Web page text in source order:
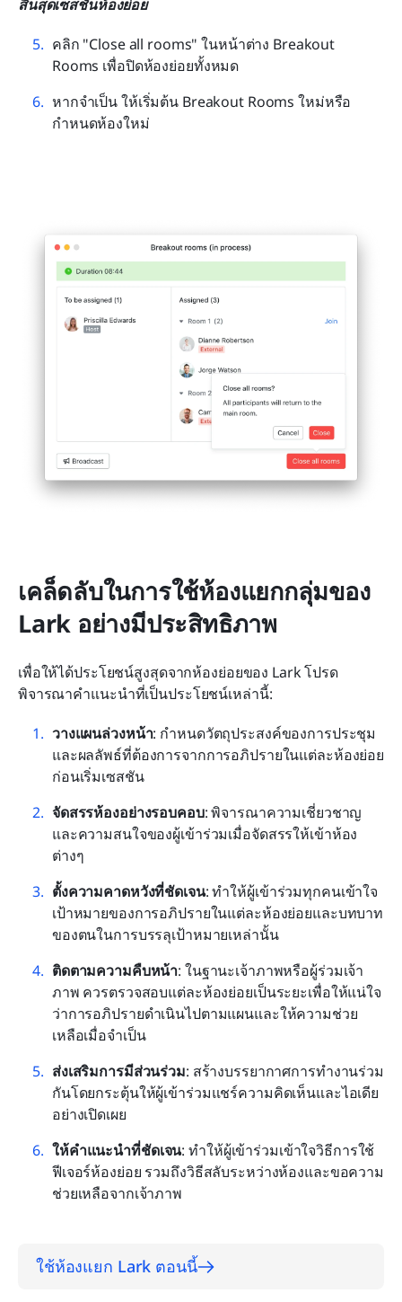
สิ้นสุดเซสชันห้องย่อย
คลิก "Close all rooms" ในหน้าต่าง Breakout
Rooms เพื่อปิดห้องย่อยทั้งหมด
หากจำเป็น ให้เริ่มต้น Breakout Rooms ใหม่หรือ
กำหนดห้องใหม่
เคล็ดลับในการใช้ห้องแยกกลุ่มของ
Lark อย่างมีประสิทธิภาพ
เพื่อให้ได้ประโยชน์สูงสุดจากห้องย่อยของ Lark โปรด
พิจารณาคำแนะนำที่เป็นประโยชน์เหล่านี้:
วางแผนล่วงหน้า: กำหนดวัตถุประสงค์ของการประชุม
และผลลัพธ์ที่ต้องการจากการอภิปรายในแต่ละห้องย่อย
ก่อนเริ่มเซสชัน
จัดสรรห้องอย่างรอบคอบ: พิจารณาความเชี่ยวชาญ
และความสนใจของผู้เข้าร่วมเมื่อจัดสรรให้เข้าห้อง
ต่างๆ
ตั้งความคาดหวังที่ชัดเจน: ทำให้ผู้เข้าร่วมทุกคนเข้าใจ
เป้าหมายของการอภิปรายในแต่ละห้องย่อยและบทบาท
ของตนในการบรรลุเป้าหมายเหล่านั้น
ติดตามความคืบหน้า: ในฐานะเจ้าภาพหรือผู้ร่วมเจ้า
ภาพ ควรตรวจสอบแต่ละห้องย่อยเป็นระยะเพื่อให้แน่ใจ
ว่าการอภิปรายดำเนินไปตามแผนและให้ความช่วย
เหลือเมื่อจำเป็น
ส่งเสริมการมีส่วนร่วม: สร้างบรรยากาศการทำงานร่วม
กันโดยกระตุ้นให้ผู้เข้าร่วมแชร์ความคิดเห็นและไอเดีย
อย่างเปิดเผย
ให้คำแนะนำที่ชัดเจน: ทำให้ผู้เข้าร่วมเข้าใจวิธีการใช้
ฟีเจอร์ห้องย่อย รวมถึงวิธีสลับระหว่างห้องและขอความ
ช่วยเหลือจากเจ้าภาพ
ใช้ห้องแยก Lark ตอนนี้